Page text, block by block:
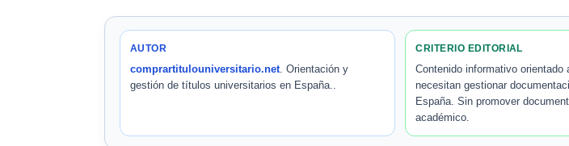
AUTOR
comprartitulouniversitario.net. Orientación y
gestión de títulos universitarios en España..
CRITERIO EDITORIAL
Contenido informativo orientado
necesitan gestionar
España. Sin promover
académico.